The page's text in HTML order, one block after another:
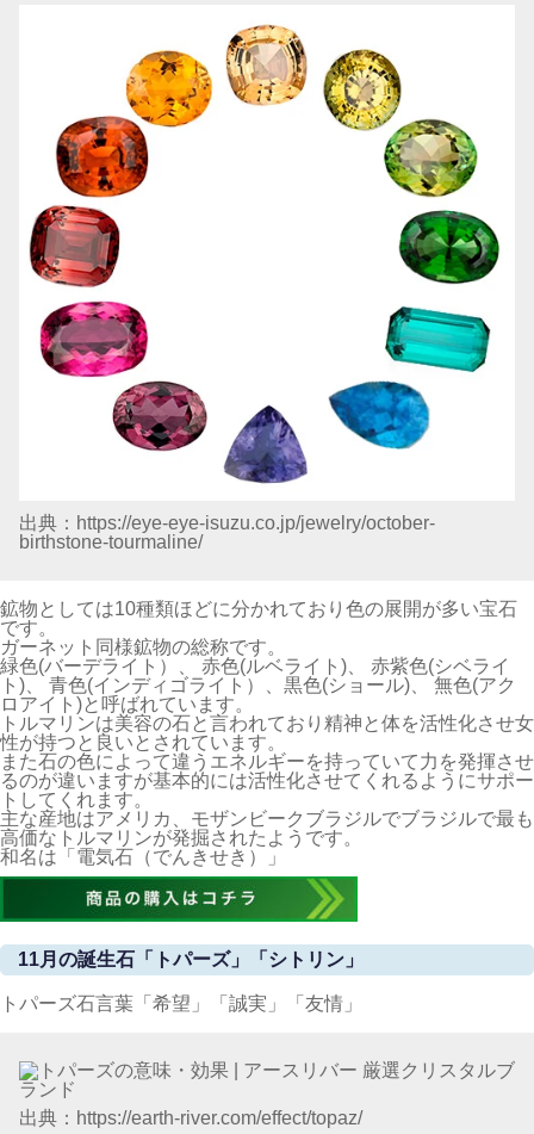
出典：https://eye-eye-isuzu.co.jp/jewelry/october-
birthstone-tourmaline/
鉱物としては10種類ほどに分かれており色の展開が多い宝石
です。
ガーネット同様鉱物の総称です。
緑色(バーデライト）、 赤色(ルベライト)、 赤紫色(シベライ
ト)、 青色(インディゴライト）、黒色(ショール)、 無色(アク
ロアイト)と呼ばれています。
トルマリンは美容の石と言われており精神と体を活性化させ女
性が持つと良いとされています。
また石の色によって違うエネルギーを持っていて力を発揮させ
るのが違いますが基本的には活性化させてくれるようにサポー
トしてくれます。
主な産地はアメリカ、モザンビークブラジルでブラジルで最も
高価なトルマリンが発掘されたようです。
和名は「電気石（でんきせき）」
11月の誕生石「トパーズ」「シトリン」
トパーズ石言葉「希望」「誠実」「友情」
出典：https://earth-river.com/effect/topaz/